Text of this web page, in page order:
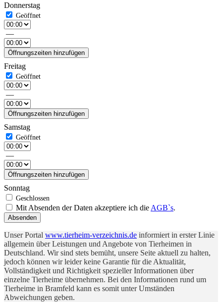
Donnerstag
—
Öffnungszeiten hinzufügen
Freitag
—
Öffnungszeiten hinzufügen
Samstag
—
Öffnungszeiten hinzufügen
Sonntag
Mit Absenden der Daten akzeptiere ich die AGB`s.
Absenden
Unser Portal www.tierheim-verzeichnis.de informiert in erster Linie
allgemein über Leistungen und Angebote von Tierheimen in
Deutschland. Wir sind stets bemüht, unsere Seite aktuell zu halten,
jedoch können wir leider keine Garantie für die Aktualität,
Vollständigkeit und Richtigkeit spezieller Informationen über
einzelne Tierheime übernehmen. Bei den Informationen rund um
Tierheime in Bramfeld kann es somit unter Umständen
Abweichungen geben.